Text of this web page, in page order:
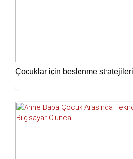
Çocuklar için beslenme stratejileri